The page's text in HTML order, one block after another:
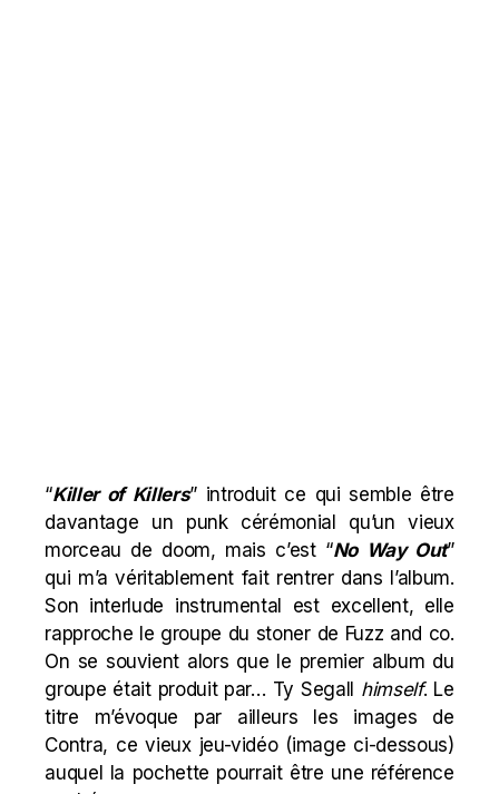
“Killer of Killers” introduit ce qui semble être
davantage un punk cérémonial qu’un vieux
morceau de doom, mais c’est “No Way Out”
qui m’a véritablement fait rentrer dans l’album.
Son interlude instrumental est excellent, elle
rapproche le groupe du stoner de Fuzz and co.
On se souvient alors que le premier album du
groupe était produit par… Ty Segall himself. Le
titre m’évoque par ailleurs les images de
Contra, ce vieux jeu-vidéo (image ci-dessous)
auquel la pochette pourrait être une référence